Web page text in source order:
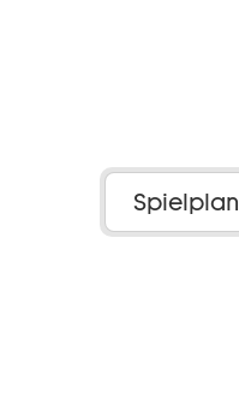
Spielplan